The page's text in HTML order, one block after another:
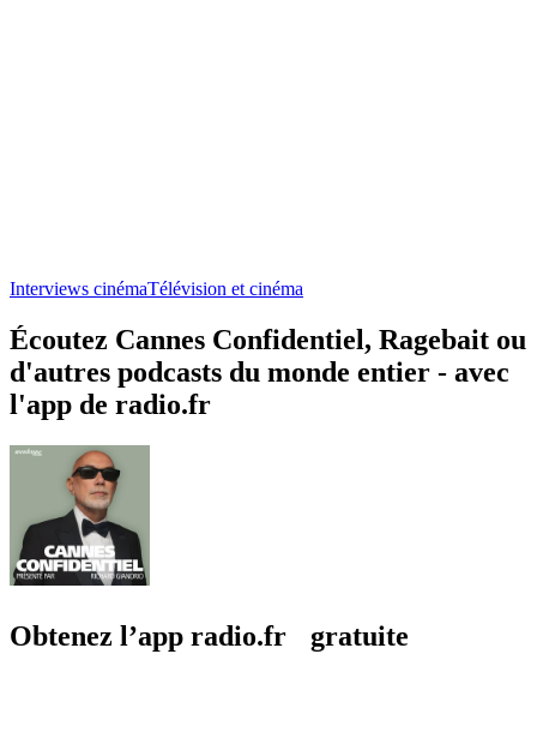
Interviews cinémaTélévision et cinéma
Écoutez Cannes Confidentiel, Ragebait ou
d'autres podcasts du monde entier - avec
l'app de radio.fr
Obtenez l’app radio.fr gratuite